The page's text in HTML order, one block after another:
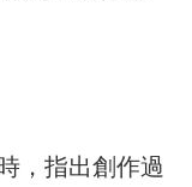
，指出創作過